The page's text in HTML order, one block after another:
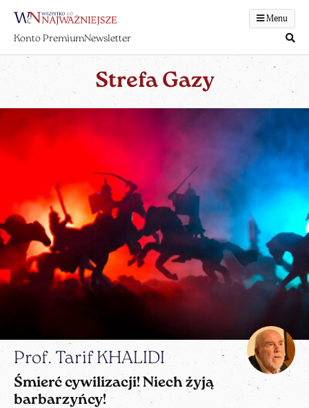
Menu
Konto PremiumNewsletter
Strefa Gazy
Prof. Tarif KHALIDI
Śmierć cywilizacji! Niech żyją
barbarzyńcy!